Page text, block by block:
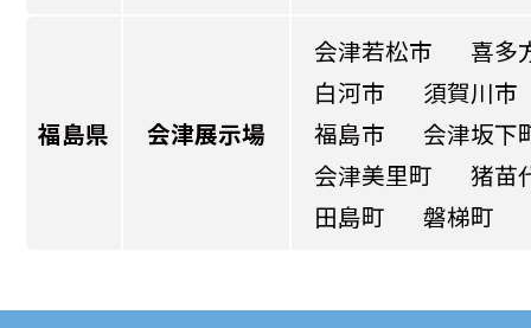
福島県 会津展示場
会津若松市
喜多
白河市
須賀川市
福島市
会津坂下
会津美里町
猪苗
田島町
磐梯町